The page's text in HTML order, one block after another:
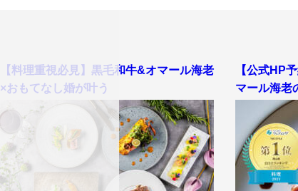
【初めての見学・列席経験０でも安心♪】スタイルグループのプ
ご提案します。中でも、シャンデリアと大理石が白くキラキラと
【圧巻の絶景！天空チャペル】地上101ｍの天空のチャペルでの
【料理重視必見】黒毛和牛&オマール海老
×おもてなし婚が叶う
【公式HP
マール海老